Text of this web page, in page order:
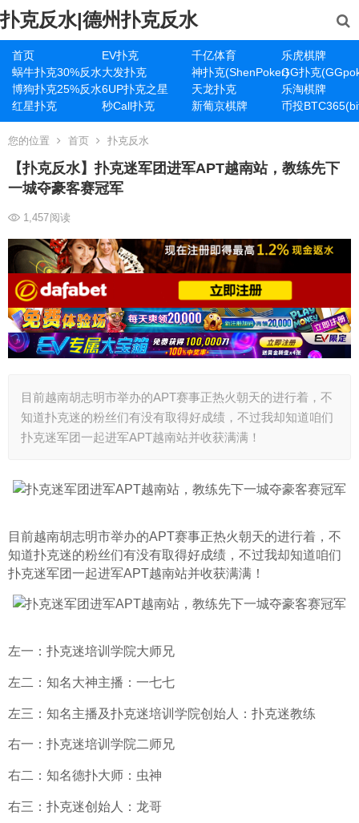
扑克反水|德州扑克反水
首页 EV扑克 千亿体育
乐虎棋牌
蜗牛扑克30%反水大发扑克 神扑克(ShenPoker)GG扑克
博狗扑克25%反水6UP扑克之星 天龙扑克
乐淘棋牌
红星扑克
秒Call扑克 新葡京棋牌 币投
您的位置 首页 扑克反水
【扑克反水】扑克迷军团进军APT越南站，教练先下
一城夺豪客赛冠军
1,457阅读
目前越南胡志明市举办的APT赛事正热火朝天的进行着，不
知道扑克迷的粉丝们有没有取得好成绩，不过我却知道咱们
扑克迷军团一起进军APT越南站并收获满满！
目前越南胡志明市举办的APT赛事正热火朝天的进行着，不
知道扑克迷的粉丝们有没有取得好成绩，不过我却知道咱们
扑克迷军团一起进军APT越南站并收获满满！
左一：扑克迷培训学院大师兄
左二：知名大神主播：一七七
左三：知名主播及扑克迷培训学院创始人：扑克迷教练
右一：扑克迷培训学院二师兄
右二：知名德扑大师：虫神
右三：扑克迷创始人：龙哥